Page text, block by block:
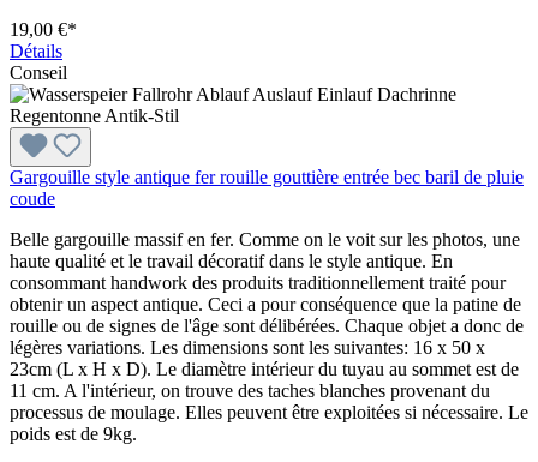
19,00 €*
Détails
Conseil
Gargouille style antique fer rouille gouttière entrée bec baril de pluie
coude
Belle gargouille massif en fer. Comme on le voit sur les photos, une
haute qualité et le travail décoratif dans le style antique. En
consommant handwork des produits traditionnellement traité pour
obtenir un aspect antique. Ceci a pour conséquence que la patine de
rouille ou de signes de l'âge sont délibérées. Chaque objet a donc de
légères variations. Les dimensions sont les suivantes: 16 x 50 x
23cm (L x H x D). Le diamètre intérieur du tuyau au sommet est de
11 cm. A l'intérieur, on trouve des taches blanches provenant du
processus de moulage. Elles peuvent être exploitées si nécessaire. Le
poids est de 9kg.